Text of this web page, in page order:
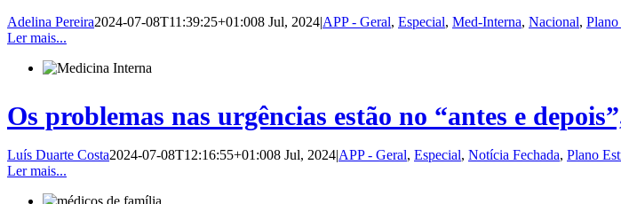
Adelina Pereira2024-07-08T11:39:25+01:008 Jul, 2024|APP - Geral, Especial, Med-Interna, Nacional, Plano
Ler mais...
Os problemas nas urgências estão no “antes e
Luís Duarte Costa2024-07-08T12:16:55+01:008 Jul, 2024|APP - Geral, Especial, Notícia Fechada, Plano
Ler mais...